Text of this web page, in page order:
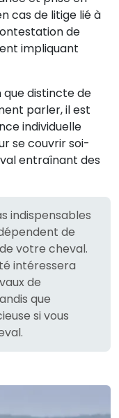
cas de litige lié à
de
impliquant
que distincte de
parler, il est
individuelle
se couvrir soi-
entraînant des
indispensables
de
votre cheval.
intéressera
de
que
si vous